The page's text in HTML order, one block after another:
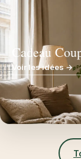
Cadeau
Voir les idées →